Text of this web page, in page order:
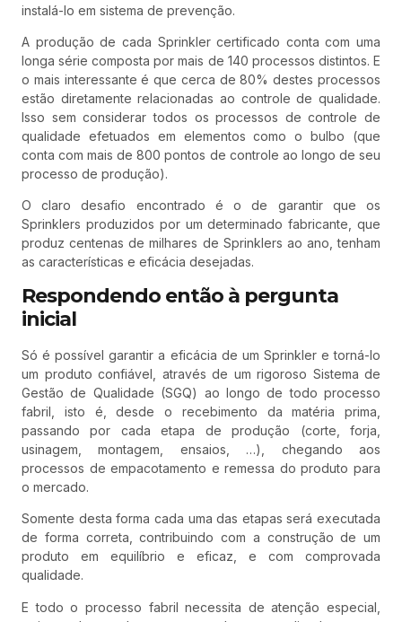
instalá-lo em sistema de prevenção.
A produção de cada Sprinkler certificado conta com uma
longa série composta por mais de 140 processos distintos. E
o mais interessante é que cerca de 80% destes processos
estão diretamente relacionadas ao controle de qualidade.
Isso sem considerar todos os processos de controle de
qualidade efetuados em elementos como o bulbo (que
conta com mais de 800 pontos de controle ao longo de seu
processo de produção).
O claro desafio encontrado é o de garantir que os
Sprinklers produzidos por um determinado fabricante, que
produz centenas de milhares de Sprinklers ao ano, tenham
as características e eficácia desejadas.
Respondendo então à pergunta
inicial
Só é possível garantir a eficácia de um Sprinkler e torná-lo
um produto confiável, através de um rigoroso Sistema de
Gestão de Qualidade (SGQ) ao longo de todo processo
fabril, isto é, desde o recebimento da matéria prima,
passando por cada etapa de produção (corte, forja,
usinagem, montagem, ensaios, …), chegando aos
processos de empacotamento e remessa do produto para
o mercado.
Somente desta forma cada uma das etapas será executada
de forma correta, contribuindo com a construção de um
produto em equilíbrio e eficaz, e com comprovada
qualidade.
E todo o processo fabril necessita de atenção especial,